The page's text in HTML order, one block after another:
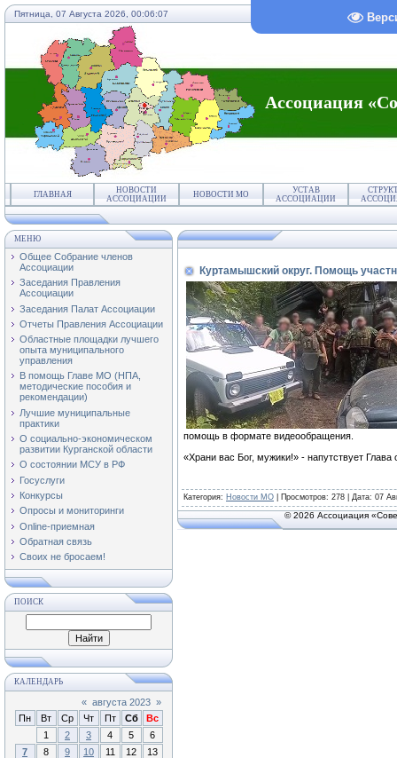
Пятница, 07 Августа 2026, 00:06:07
Ассоциация
ГЛАВНАЯ
НОВОСТИ
АССОЦИАЦИИ
НОВОСТИ МО
УСТАВ
АССОЦИАЦИИ
МЕНЮ
Общее Собрание членов
Ассоциации
Заседания Правления
Ассоциации
Заседания Палат Ассоциации
Отчеты Правления Ассоциации
Областные площадки лучшего
опыта муниципального
управления
В помощь Главе МО (НПА,
методические пособия и
рекомендации)
Лучшие муниципальные
практики
О социально-экономическом
развитии Курганской области
О состоянии МСУ в РФ
Госуслуги
Конкурсы
Опросы и мониторинги
Online-приемная
Обратная связь
Своих не бросаем!
ПОИСК
КАЛЕНДАРЬ
« августа 2023 »
Пн
Вт Ср Чт Пт Сб
Вс
1
2 3 4 5
6
7
8 9 10 11 12
13
Куртамышский округ. Помощь
помощь в формате видеообращения.
«Храни вас Бог, мужики!» - напутствует
Категория: Новости МО Просмотров: 278 | Дата: 07
© 2026 Ассоциация